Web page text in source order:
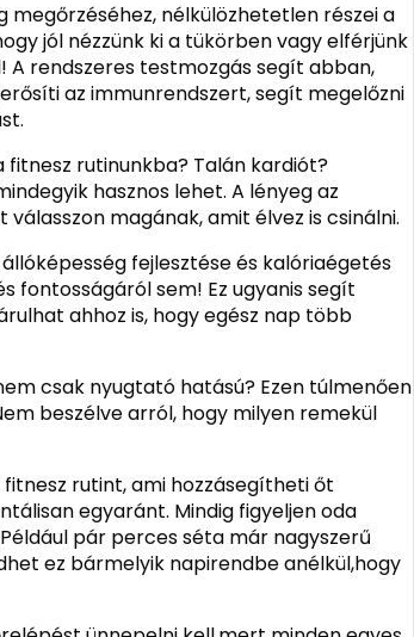
megőrzéséhez, nélkülözhetetlen részei a
jól nézzünk ki a tükörben vagy elférjünk
rendszeres testmozgás segít abban,
az immunrendszert, segít megelőzni
rutinunkba? Talán kardiót?
hasznos lehet. A lényeg az
magának, amit élvez is csinálni.
fejlesztése és kalóriaégetés
fontosságáról sem! Ez ugyanis segít
ahhoz is, hogy egész nap több
csak nyugtató hatású? Ezen túlmenően
beszélve arról, hogy milyen remekül
rutint, ami hozzásegítheti őt
egyaránt. Mindig figyeljen oda
pár perces séta már nagyszerű
ez bármelyik napirendbe anélkül,hogy